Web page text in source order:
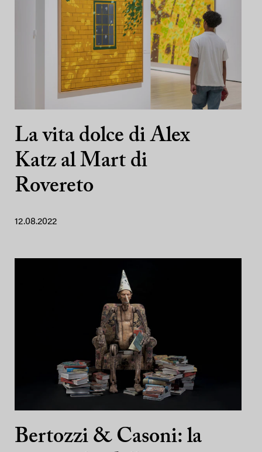
La vita dolce di Alex
Katz al Mart di
Rovereto
12.08.2022
Bertozzi & Casoni: la